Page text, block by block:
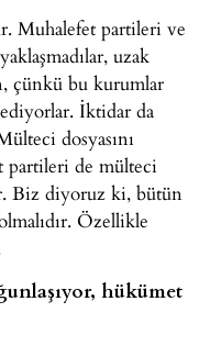
Muhalefet partileri ve
uzak
çünkü bu kurumlar
İktidar da
dosyasını
partileri de mülteci
Biz diyoruz ki, bütün
Özellikle
hükümet